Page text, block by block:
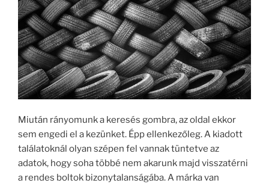
Miután rányomunk a keresés gombra, az oldal ekkor
sem engedi el a kezünket. Épp ellenkezőleg. A kiadott
találatoknál olyan szépen fel vannak tüntetve az
adatok, hogy soha többé nem akarunk majd visszatérni
a rendes boltok bizonytalanságába. A márka van